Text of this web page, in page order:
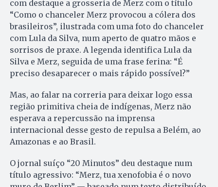
com destaque a grosseria de Merz com o título
“Como o chanceler Merz provocou a cólera dos
brasileiros”, ilustrada com uma foto do chanceler
com Lula da Silva, num aperto de quatro mãos e
sorrisos de praxe. A legenda identifica Lula da
Silva e Merz, seguida de uma frase ferina: “É
preciso desaparecer o mais rápido possível?”
Mas, ao falar na correria para deixar logo essa
região primitiva cheia de indígenas, Merz não
esperava a repercussão na imprensa
internacional desse gesto de repulsa a Belém, ao
Amazonas e ao Brasil.
O jornal suíço “20 Minutos” deu destaque num
título agressivo: “Merz, tua xenofobia é o novo